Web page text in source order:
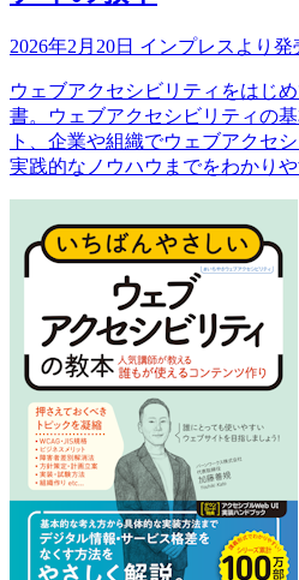
2026年2月20日 インプレスより発
ウェブアクセシビリティをはじ
書。ウェブアクセシビリティの
ト、企業や組織でウェブアクセ
実践的なノウハウまでをわかりや